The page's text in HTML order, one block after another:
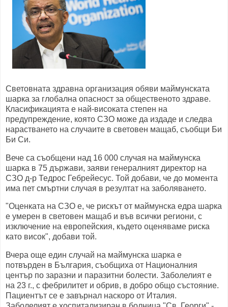
Световната здравна организация обяви маймунската
шарка за глобална опасност за общественото здраве.
Класификацията е най-високата степен на
предупреждение, която СЗО може да издаде и следва
нарастването на случаите в световен мащаб, съобщи Би
Би Си.
Вече са съобщени над 16 000 случая на маймунска
шарка в 75 държави, заяви генералният директор на
СЗО д-р Тедрос Гебрейесус. Той добави, че до момента
има пет смъртни случая в резултат на заболяването.
"Оценката на СЗО е, че рискът от маймунска едра шарка
е умерен в световен мащаб и във всички региони, с
изключение на европейския, където оценяваме риска
като висок", добави той.
Вчера още един случай на маймунска шарка е
потвърден в България, съобщиха от Националния
център по заразни и паразитни болести. Заболелият е
на 23 г., с фебрилитет и обрив, в добро общо състояние.
Пациентът се е завърнал наскоро от Италия.